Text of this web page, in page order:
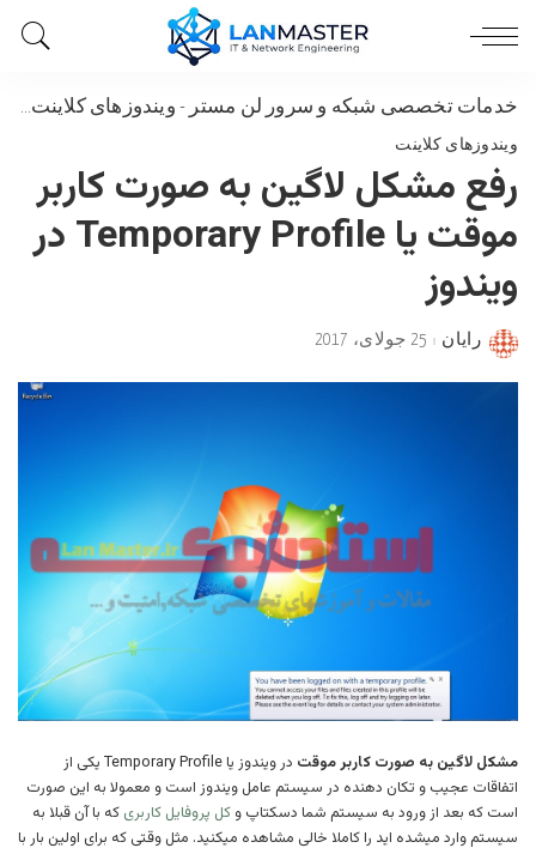
خدمات تخصصی شبکه و سرور لن مستر - ویندوزهای کلاینت-
ویندوزهای کلاینت
رفع مشکل لاگین به صورت کاربر
موقت یا Temporary Profile در
ویندوز
Posted
رایان 25 جولای، 2017
مشکل لاگین به صورت کاربر موقت
در ویندوز یا Temporary Profile یکی از
اتفاقات عجیب و تکان دهنده در سیستم عامل ویندوز است و معمولا به این صورت
است که بعد از ورود به سیستم شما دسکتاپ و کل پروفایل کاربری که با آن قبلا به
سیستم وارد میشده اید را کاملا خالی مشاهده میکنید. مثل وقتی که برای اولین بار با